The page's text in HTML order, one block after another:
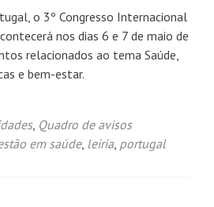
o 3º Congresso Internacional
nos dias 6 e 7 de maio de
relacionados ao tema Saúde,
e bem-estar.
, Quadro de avisos
em saúde, leiria, portugal